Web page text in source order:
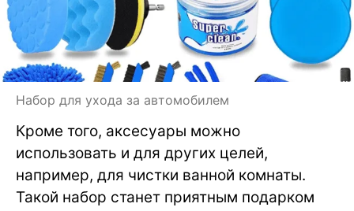
Набор для ухода за автомобилем
Кроме того, аксесуары можно
использовать и для других целей,
например, для чистки ванной комнаты.
Такой набор станет приятным подарком